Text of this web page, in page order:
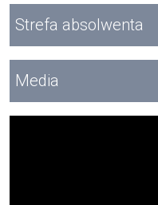
Strefa absolwenta
Media